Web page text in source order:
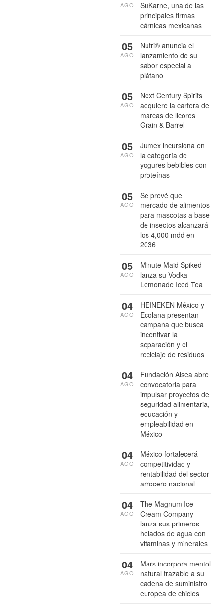
SuKarne, una de las
principales firmas
cárnicas mexicanas
AGO
Nutri® anuncia el
lanzamiento de su
sabor especial a
plátano
05
AGO
Next Century Spirits
adquiere la cartera de
marcas de licores
Grain & Barrel
05
AGO
Jumex incursiona en
la categoría de
yogures bebibles con
proteínas
05
AGO
Se prevé que
mercado de alimentos
para mascotas a base
de insectos alcanzará
los 4,000 mdd en
2036
05
AGO
Minute Maid Spiked
lanza su Vodka
Lemonade Iced Tea
05
AGO
HEINEKEN México y
Ecolana presentan
campaña que busca
incentivar la
separación y el
reciclaje de residuos
04
AGO
Fundación Alsea abre
convocatoria para
impulsar proyectos de
seguridad alimentaria,
educación y
empleabilidad en
México
04
AGO
México fortalecerá
competitividad y
rentabilidad del sector
arrocero nacional
04
AGO
The Magnum Ice
Cream Company
lanza sus primeros
helados de agua con
vitaminas y minerales
04
AGO
Mars incorpora mentol
natural trazable a su
cadena de suministro
europea de chicles
04
AGO